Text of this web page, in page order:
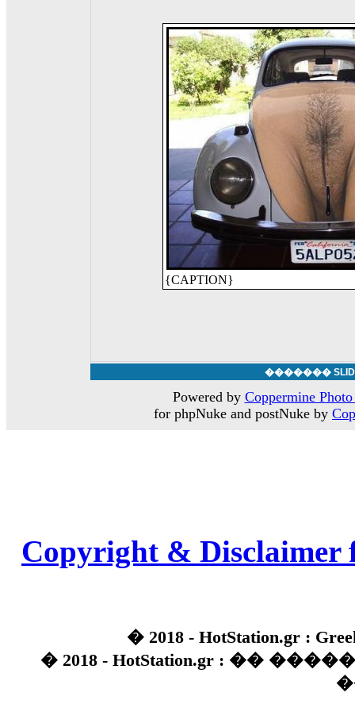
{CAPTION}
�������
Powered by Coppermine
for phpNuke and postNuke by
Copyright & Disclaimer
� 2018 - HotStation.gr :
� 2018 - HotStation.gr : ��